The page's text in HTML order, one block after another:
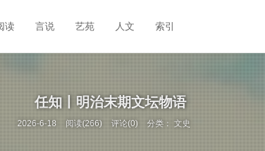
读 言说 艺苑 人文 索引
任知丨明治末期文坛物语
2026-6-18 阅读(266) 评论(0) 分类：文史